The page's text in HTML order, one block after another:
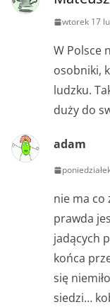
wtorek 17
W Polsce
osobniki,
ludzku.
duży do
adam
nie ma co
prawda
jadących
końca
się
siedzi…